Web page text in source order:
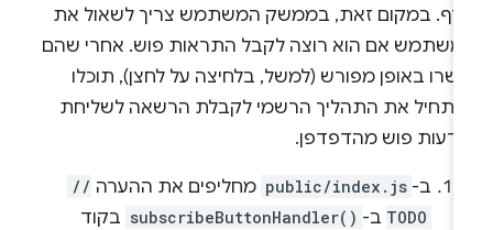
במקום זאת, בממשק המשתמש צריך לשאול את
אם הוא רוצה לקבל התראות פוש. אחרי שהם
באופן מפורש (למשל, בלחיצה על לחצן), תוכלו
את התהליך הרשמי לקבלת הרשאה לשליחת
פוש מהדפדפן.
ב- public/index.js מחליפים את ההערה//
TODOב- subscribeButtonHandler() בקוד